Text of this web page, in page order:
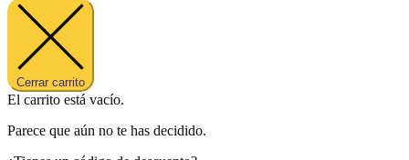
Cerrar carrito
El carrito está vacío.
Parece que aún no te has decidido.